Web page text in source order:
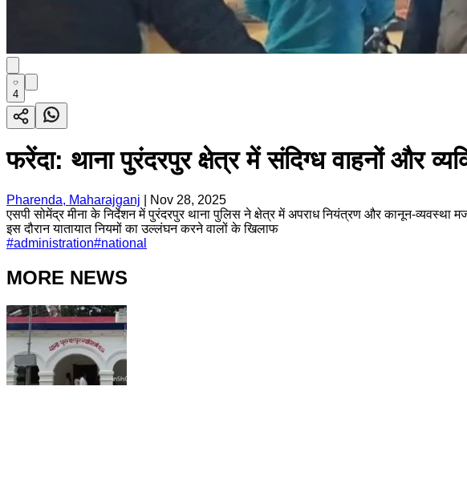
4
फरेंदा: थाना पुरंदरपुर क्षेत्र में संदिग्ध वाहनों और
Pharenda, Maharajganj
Nov 28, 2025
एसपी सोमेंद्र मीना के निर्देशन में पुरंदरपुर थाना पुलिस ने क्षेत्र में अपराध नियंत्रण और कानून-
इस दौरान यातायात नियमों का उल्लंघन करने वालों के खिलाफ
#administration#national
MORE NEWS